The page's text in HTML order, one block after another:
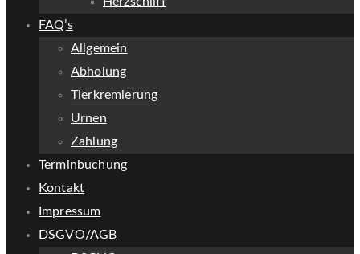
FAQ’s
Allgemein
Abholung
Tierkremierung
Urnen
Zahlung
Terminbuchung
Kontakt
Impressum
DSGVO/AGB